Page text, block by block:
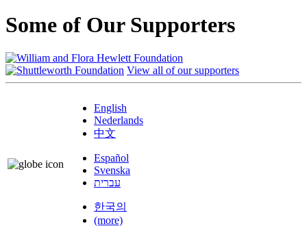
Some of Our Supporters
View all of our supporters
English
Nederlands
中文
Español
Svenska
עברית
한국의
(more)